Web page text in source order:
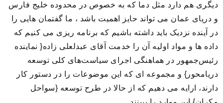
دیگری هم دارد مثل دما که به خصوص در محدوده خلیج فارس
و دریای عمان می تواند حایز اهمیت باشد ، ما گفتمان هایی را
در آینده نزدیک باید داشته باشیم که برنامه ریزی می کنیم که
داده ها و مواد اولیه آن را خدمت آقای عبدلعلی زاده{ نماینده
رئیس‌جمهور در هماهنگی اجرای سیاست‌های کلی توسعه
دریامحور} و مجموعه ای که این موضوعات را در دستور کار
دارند، ارایه می دهیم که از حالا در طرح توسعه {سواحل